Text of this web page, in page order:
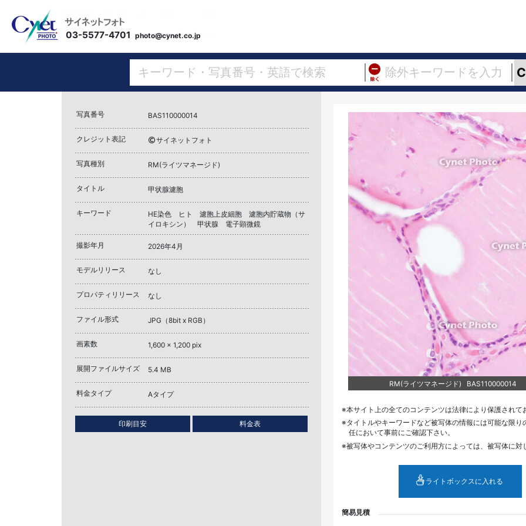
03-5577-4701 photo@cynet.co.jp
写真番号 BAS110000014
クレジット表記 サイネットフォト
写真種別 RM(ライツマネージド)
タイトル 甲状腺濾胞
キーワード
HE染色 ヒト 濾胞上皮細胞 濾胞内貯蔵物（サ
イロキシン） 甲状腺 電子顕微鏡
撮影年月 2026年4月
モデルリリース なし
プロパティリリース なし
ファイル形式 JPG（8bit x RGB）
画素数 1,600 x 1,200 pix
展開ファイルサイズ 5.4 MB
料金タイプ Aタイプ
印刷目安 料金表
RM(ライツマネージド) BAS110000014
本サイト上の全てのコンテンツは法律により保護され
タイトルやキーワードなど被写体の情報には可能な限
任において事前にご確認下さい。
被写体やコンテンツのご利用方によっては、被写体に
ライトボックスに入れる
簡易見積